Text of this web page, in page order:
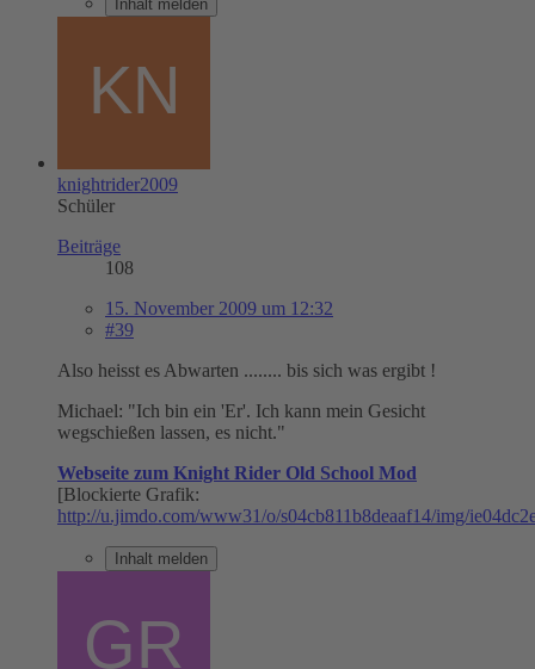
Inhalt melden
knightrider2009
Schüler
Beiträge
108
15. November 2009 um 12:32
#39
Also heisst es Abwarten ........ bis sich was ergibt !
Michael: "Ich bin ein 'Er'. Ich kann mein Gesicht
wegschießen lassen, es nicht."
Webseite zum Knight Rider Old School Mod
[Blockierte Grafik:
http://u.jimdo.com/www31/o/s04cb811b8deaaf14/img/
Inhalt melden